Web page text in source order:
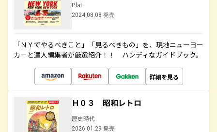
Plat
2024.08.08 発売
「ＮＹでやるべきこと」「見るべきもの」を、現地ニューヨー
カーと達人編集者が厳選紹介！！ ハンディなガイドブック。
詳細を見る
Ｈ０３ 昭和レトロ
歴史時代
2026.01.29 発売